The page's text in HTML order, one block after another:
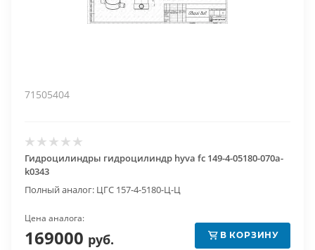
71505404
Гидроцилиндры гидроцилиндр hyva fc 149-4-05180-070a-
k0343
Полный аналог: ЦГС 157-4-5180-Ц-Ц
Цена аналога:
169000 руб. В КОРЗИНУ